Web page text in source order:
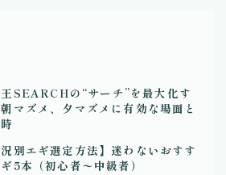
SEARCHの“サーチ”を最大化す
マズメ、夕マズメに有効な場面と
況別エギ選定方法】迷わないおすす
5本（初心者〜中級者）